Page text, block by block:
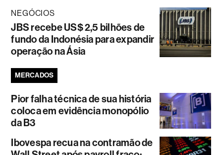
NEGÓCIOS
JBS recebe US$ 2,5 bilhões de
fundo da Indonésia para expandir
operação na Ásia
MERCADOS
Pior falha técnica de sua história
coloca em evidência monopólio
da B3
Ibovespa recua na contramão de